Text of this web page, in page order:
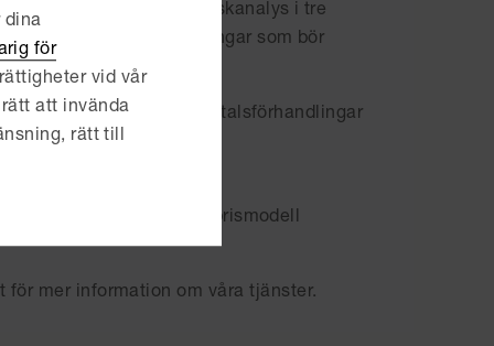
bedömer det utifrån en riskanalys i tre
om vilka ändringar som bör
genom att medverka i avtalsförhandlingar
bedömning av lämplig prismodell
för mer information om våra tjänster.
dina
för
vid vår
att invända
rätt till